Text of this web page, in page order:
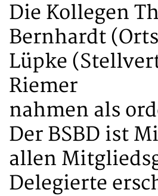
Die Kollegen
Bernhardt
Lüpke
Riemer
nahmen als
Der BSBD ist
allen
Delegierte